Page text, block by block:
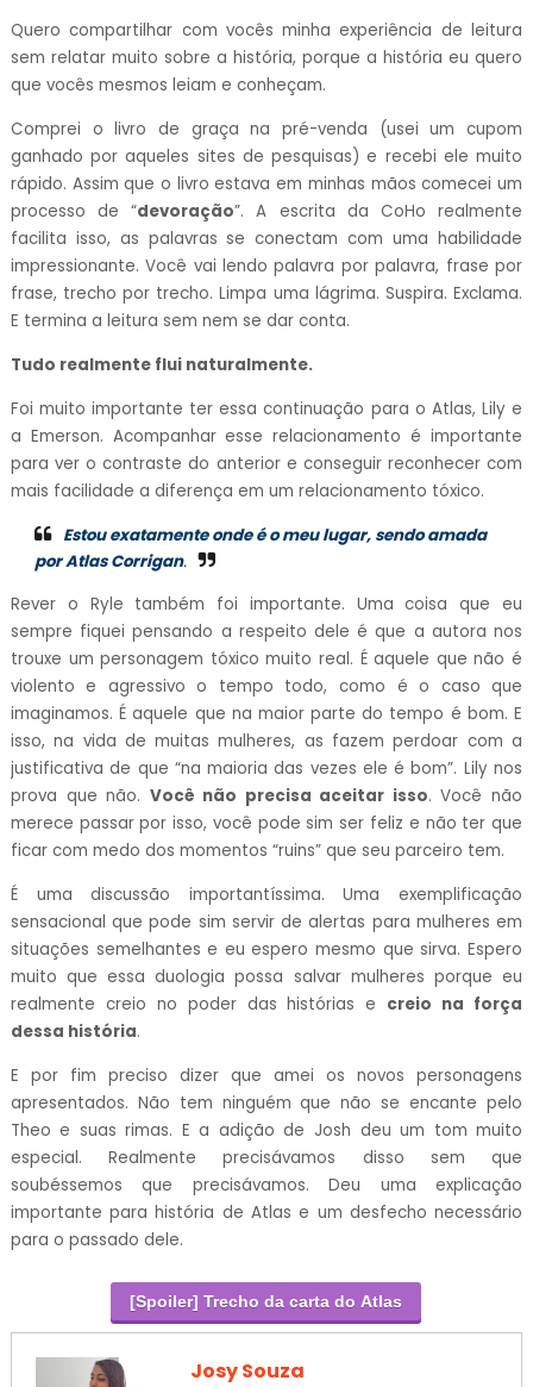
Quero compartilhar com vocês minha experiência de leitura
sem relatar muito sobre a história, porque a história eu quero
que vocês mesmos leiam e conheçam.
Comprei o livro de graça na pré-venda (usei um cupom
ganhado por aqueles sites de pesquisas) e recebi ele muito
rápido. Assim que o livro estava em minhas mãos comecei um
processo de “devoração”. A escrita da CoHo realmente
facilita isso, as palavras se conectam com uma habilidade
impressionante. Você vai lendo palavra por palavra, frase por
frase, trecho por trecho. Limpa uma lágrima. Suspira. Exclama.
E termina a leitura sem nem se dar conta.
Tudo realmente flui naturalmente.
Foi muito importante ter essa continuação para o Atlas, Lily e
a Emerson. Acompanhar esse relacionamento é importante
para ver o contraste do anterior e conseguir reconhecer com
mais facilidade a diferença em um relacionamento tóxico.
Estou exatamente onde é o meu lugar, sendo amada
por Atlas Corrigan.
Rever o Ryle também foi importante. Uma coisa que eu
sempre fiquei pensando a respeito dele é que a autora nos
trouxe um personagem tóxico muito real. É aquele que não é
violento e agressivo o tempo todo, como é o caso que
imaginamos. É aquele que na maior parte do tempo é bom. E
isso, na vida de muitas mulheres, as fazem perdoar com a
justificativa de que “na maioria das vezes ele é bom”. Lily nos
prova que não. Você não precisa aceitar isso. Você não
merece passar por isso, você pode sim ser feliz e não ter que
ficar com medo dos momentos “ruins” que seu parceiro tem.
É uma discussão importantíssima. Uma exemplificação
sensacional que pode sim servir de alertas para mulheres em
situações semelhantes e eu espero mesmo que sirva. Espero
muito que essa duologia possa salvar mulheres porque eu
realmente creio no poder das histórias e creio na força
dessa história.
E por fim preciso dizer que amei os novos personagens
apresentados. Não tem ninguém que não se encante pelo
Theo e suas rimas. E a adição de Josh deu um tom muito
especial. Realmente precisávamos disso sem que
soubéssemos que precisávamos. Deu uma explicação
importante para história de Atlas e um desfecho necessário
para o passado dele.
[Spoiler] Trecho da carta do Atlas
Josy Souza